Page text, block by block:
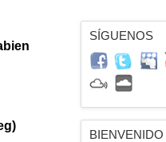
SÍGUENOS
BIENVENIDO